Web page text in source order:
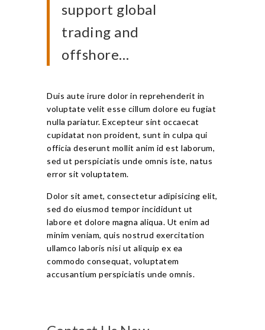
support global
trading and
offshore…
Duis aute irure dolor in reprehenderit in
voluptate velit esse cillum dolore eu fugiat
nulla pariatur. Excepteur sint occaecat
cupidatat non proident, sunt in culpa qui
officia deserunt mollit anim id est laborum,
sed ut perspiciatis unde omnis iste, natus
error sit voluptatem.
Dolor sit amet, consectetur adipisicing elit,
sed do eiusmod tempor incididunt ut
labore et dolore magna aliqua. Ut enim ad
minim veniam, quis nostrud exercitation
ullamco laboris nisi ut aliquip ex ea
commodo consequat, voluptatem
accusantium perspiciatis unde omnis.